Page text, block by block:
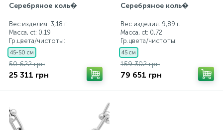
Серебряное коль�
Вес изделия: 3,18 г.
Масса, ct: 0,19
Гр.цвета/чистоты:
45-50 см
50 622 грн
25 311 грн
Серебряное коль�
Вес изделия: 9,89 г.
Масса, ct: 0,72
Гр.цвета/чистоты:
45 см
159 302 грн
79 651 грн